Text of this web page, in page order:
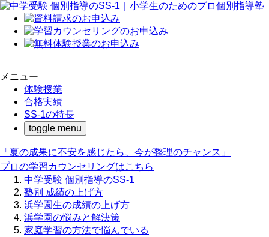
メニュー
体験授業
合格実績
SS-1の特長
toggle menu
「夏の成果に不安を感じたら、今が整理のチャンス」
プロの学習カウンセリングはこちら
中学受験 個別指導のSS-1
塾別 成績の上げ方
浜学園生の成績の上げ方
浜学園の悩みと解決策
家庭学習の方法で悩んでいる